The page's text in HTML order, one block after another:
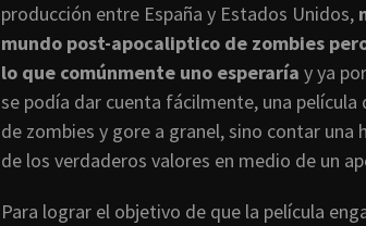
producción entre España y Estados Unidos,
mundo post-apocaliptico de zombies
lo que comúnmente uno esperaría y ya
se podía dar cuenta fácilmente, una
de zombies y gore a granel, sino contar una
de los verdaderos valores en medio de un
Para lograr el objetivo de que la película